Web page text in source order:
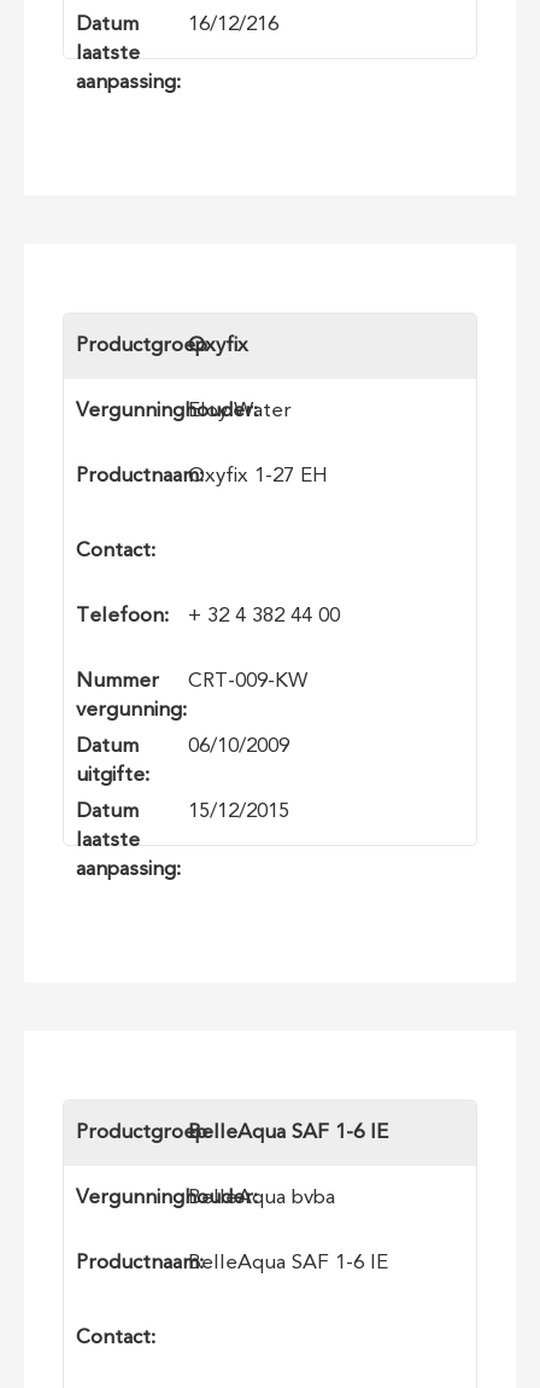
Datum
laatste
aanpassing:
16/12/216
ProductgroepOxyfix
Vergunninghouder:
Eloy Water
Productnaam:Oxyfix 1-27 EH
Contact:
Telefoon: + 32 4 382 44 00
Nummer
vergunning:
CRT-009-KW
Datum
uitgifte:
06/10/2009
Datum
laatste
aanpassing:
15/12/2015
ProductgroepBelleAqua SAF 1-6 IE
Vergunninghouder:BelleAqua bvba
Productnaam:BelleAqua SAF 1-6 IE
Contact: